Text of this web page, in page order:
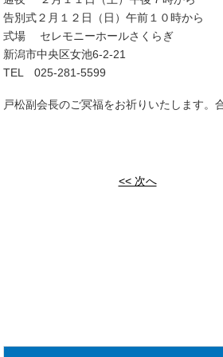
告別式２月１２日（日）午前１０時から
式場 セレモニーホールさくらぎ
新潟市中央区女池6-2-21
TEL 025-281-5599
戸松副会長のご冥福をお祈りいたします。
<< 次へ